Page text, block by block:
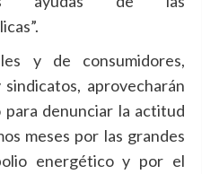
y de consumidores,
aprovecharán
para denunciar la actitud
meses por las grandes
energético y por el